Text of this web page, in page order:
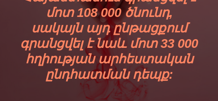
մոտ 108 000 ծնունդ,
սակայն այդ ընթացքում
գրանցվել է նաև մոտ 33 000
հղիության արհեստական
ընդհատման դեպք: